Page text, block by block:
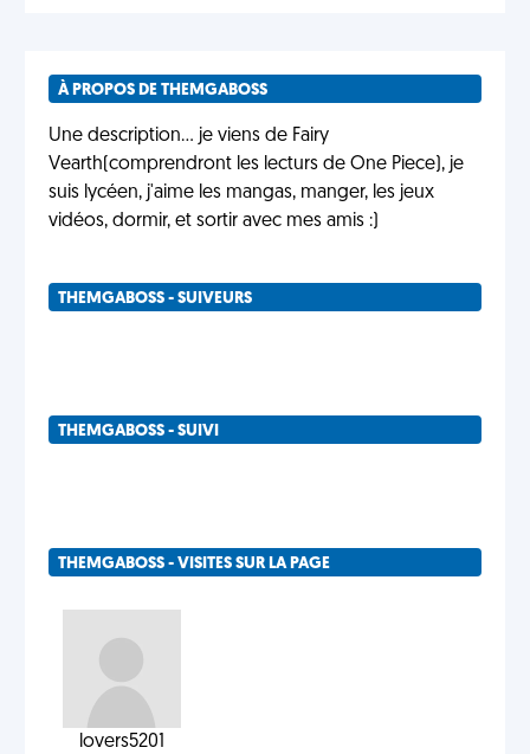
À PROPOS DE THEMGABOSS
Une description… je viens de Fairy
Vearth(comprendront les lecturs de One Piece), je
suis lycéen, j'aime les mangas, manger, les jeux
vidéos, dormir, et sortir avec mes amis :)
THEMGABOSS - SUIVEURS
THEMGABOSS - SUIVI
THEMGABOSS - VISITES SUR LA PAGE
lovers5201